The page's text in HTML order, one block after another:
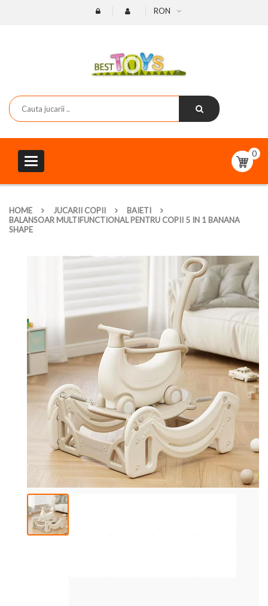
RON
Toggle
navigation
0
HOME JUCARII COPII
BAIETI
BALANSOAR MULTIFUNCTIONAL PENTRU COPII 5 IN 1 BANANA
SHAPE